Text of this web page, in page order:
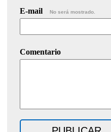
E-mail No será mostrado.
Comentario